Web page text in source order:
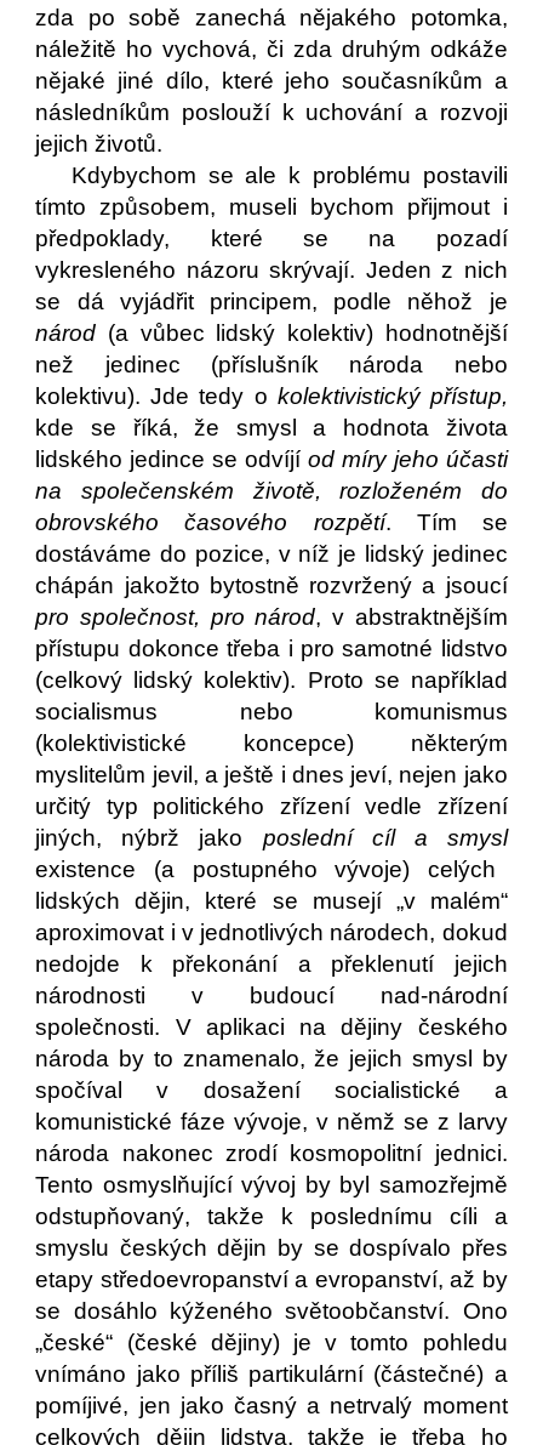
zda po sobě zanechá nějakého potomka,
náležitě ho vychová, či zda druhým odkáže
nějaké jiné dílo, které jeho současníkům a
následníkům poslouží k uchování a rozvoji
jejich životů.
Kdybychom se ale k problému postavili
tímto způsobem, museli bychom přijmout i
předpoklady, které se na pozadí
vykresleného názoru skrývají. Jeden z nich
se dá vyjádřit principem, podle něhož je
národ (a vůbec lidský kolektiv) hodnotnější
než jedinec (příslušník národa nebo
kolektivu). Jde tedy o kolektivistický přístup,
kde se říká, že smysl a hodnota života
lidského jedince se odvíjí od míry jeho účasti
na společenském životě, rozloženém do
obrovského časového rozpětí. Tím se
dostáváme do pozice, v níž je lidský jedinec
chápán jakožto bytostně rozvržený a jsoucí
pro společnost, pro národ, v abstraktnějším
přístupu dokonce třeba i pro samotné lidstvo
(celkový lidský kolektiv). Proto se například
socialismus nebo komunismus
(kolektivistické koncepce) některým
myslitelům jevil, a ještě i dnes jeví, nejen jako
určitý typ politického zřízení vedle zřízení
jiných, nýbrž jako poslední cíl a smysl
existence (a postupného vývoje) celých
lidských dějin, které se musejí „v malém“
aproximovat i v jednotlivých národech, dokud
nedojde k překonání a překlenutí jejich
národnosti v budoucí nad-národní
společnosti. V aplikaci na dějiny českého
národa by to znamenalo, že jejich smysl by
spočíval v dosažení socialistické a
komunistické fáze vývoje, v němž se z larvy
národa nakonec zrodí kosmopolitní jednici.
Tento osmyslňující vývoj by byl samozřejmě
odstupňovaný, takže k poslednímu cíli a
smyslu českých dějin by se dospívalo přes
etapy středoevropanství a evropanství, až by
se dosáhlo kýženého světoobčanství. Ono
„české“ (české dějiny) je v tomto pohledu
vnímáno jako příliš partikulární (částečné) a
pomíjivé, jen jako časný a netrvalý moment
celkových dějin lidstva, takže je třeba ho